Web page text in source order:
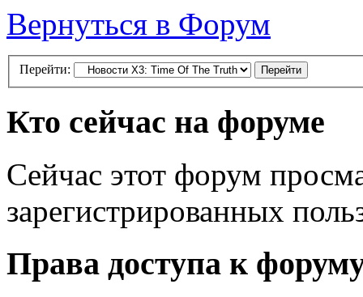
Вернуться в Форум
Перейти:
Кто сейчас на форуме
Сейчас этот форум
зарегистрированных
Права доступа к